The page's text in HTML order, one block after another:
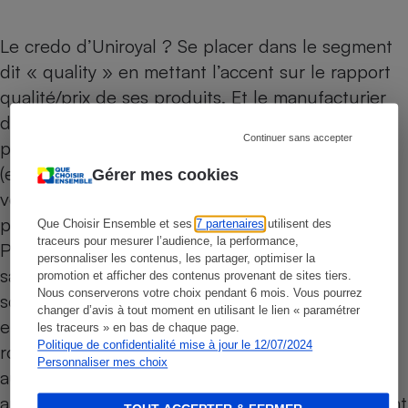
Gérer mes cookies
Que Choisir Ensemble et ses7 partenaires utilisent des
traceurs pour mesurer l’audience, la performance,
personnaliser les contenus, les partager, optimiser la
promotion et afficher des contenus provenant de sites tiers.
Nous conserverons votre choix pendant 6 mois. Vous pourrez
changer d’avis à tout moment en utilisant le lien « paramétrer
les traceurs » en bas de chaque page.
Politique de confidentialité mise à jour le 12/07/2024
Personnaliser mes choix
Continuer sans accepter
Le credo d’Uniroyal ? Se placer dans le segment
dit « quality » en mettant l’accent sur le rapport
qualité/prix de ses produits. Et le manufacturier
de se justifier en affirmant que 35 % des
propriétaires de voitures de plus de 7 ans
(environ 30 % du parc automobile français)
veulent une marque non premium. Avec comme
principaux critères de choix le prix et la sécurité.
Pour sa troisième mouture de pneu toutes
saisons, Uniroyal dit avoir renforcé la sécurité sur
sol mouillé avec un nouveau mélange de gomme
et de nouvelles sculptures de la bande de
roulement favorisant l’évacuation de l’eau. Quant
aux performances sur sol sec, elles seraient
améliorées, toujours selon le fabricant, notamment